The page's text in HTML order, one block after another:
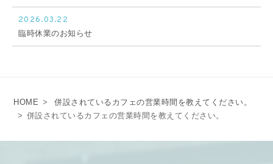
2026.03.22
臨時休業のお知らせ
HOME >
併設されているカフェの営業時間を教えてください。
> 併設されているカフェの営業時間を教えてください。